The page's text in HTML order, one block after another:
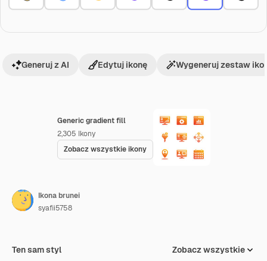
Generic gradient fill
2,305 Ikony
Zobacz wszystkie ikony
Generuj z AI Edytuj ikonę Wygeneruj zestaw
Ikona brunei
syafii5758
Ten sam styl Zobacz wszystkie